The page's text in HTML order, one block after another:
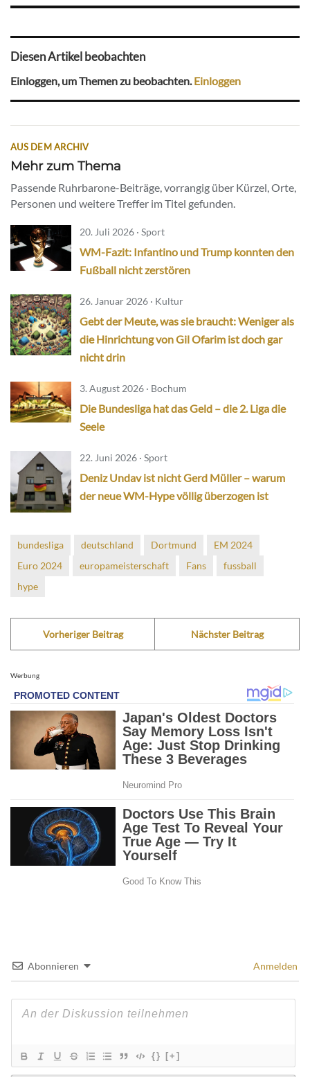
Diesen Artikel beobachten
Einloggen, um Themen zu beobachten.Einloggen
AUS DEM ARCHIV
Mehr zum Thema
Passende Ruhrbarone-Beiträge, vorrangig über Kürzel, Orte,
Personen und weitere Treffer im Titel gefunden.
20. Juli 2026 · Sport
WM-Fazit: Infantino und Trump konnten den
Fußball nicht zerstören
26. Januar 2026 · Kultur
Gebt der Meute, was sie braucht: Weniger als
die Hinrichtung von Gil Ofarim ist doch gar
nicht drin
3. August 2026 · Bochum
Die Bundesliga hat das Geld – die 2. Liga die
Seele
22. Juni 2026 · Sport
Deniz Undav ist nicht Gerd Müller – warum
der neue WM-Hype völlig überzogen ist
bundesliga deutschland Dortmund
EM 2024
Euro 2024
europameisterschaft Fans
fussball
hype
Vorheriger Beitrag Nächster Beitrag
Werbung
Abonnieren Anmelden
{} [+]